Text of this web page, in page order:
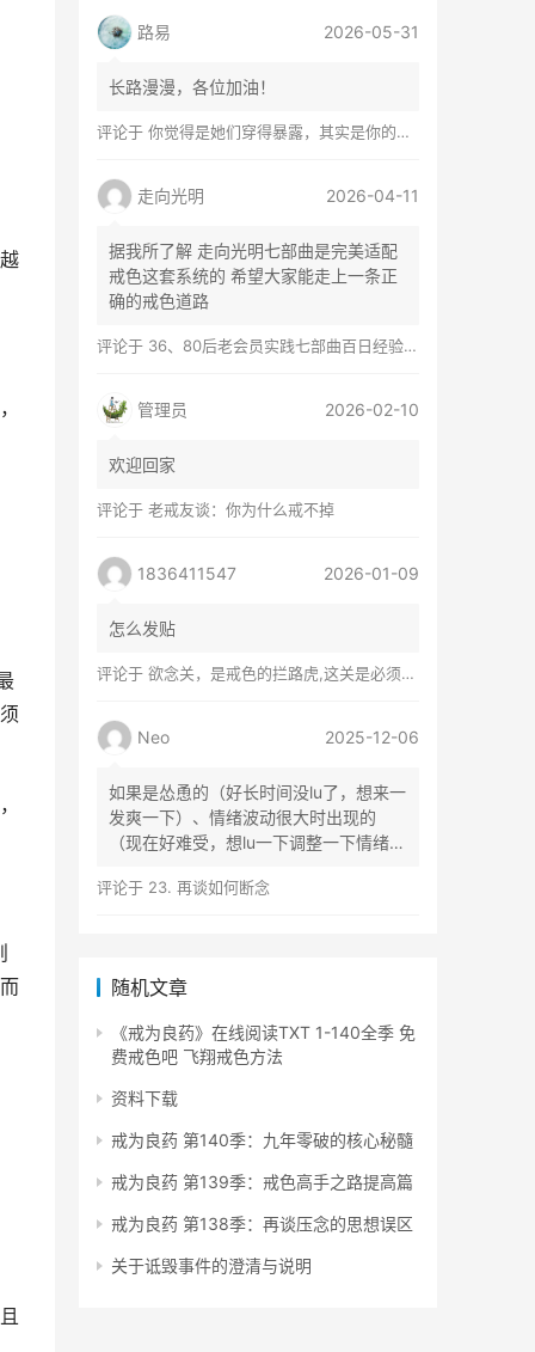
路易 2026-05-31
长路漫漫，各位加油！
评论于 你觉得是她们穿得暴露，其实是你的心在着火
走向光明 2026-04-11
据我所了解 走向光明七部曲是完美适配
戒色这套系统的 希望大家能走上一条正
确的戒色道路
评论于 36、80后老会员实践七部曲百日经验谈兼苦口忠言
管理员 2026-02-10
欢迎回家
评论于 老戒友谈：你为什么戒不掉
1836411547 2026-01-09
怎么发贴
评论于 欲念关，是戒色的拦路虎,这关是必须过的
Neo 2025-12-06
如果是怂恿的（好长时间没lu了，想来一
发爽一下）、情绪波动很大时出现的
（现在好难受，想lu一下调整一下情绪）
评论于 23. 再谈如何断念
随机文章
《戒为良药》在线阅读TXT 1-140全季 免
费戒色吧 飞翔戒色方法
资料下载
戒为良药 第140季：九年零破的核心秘髓
戒为良药 第139季：戒色高手之路提高篇
戒为良药 第138季：再谈压念的思想误区
关于诋毁事件的澄清与说明